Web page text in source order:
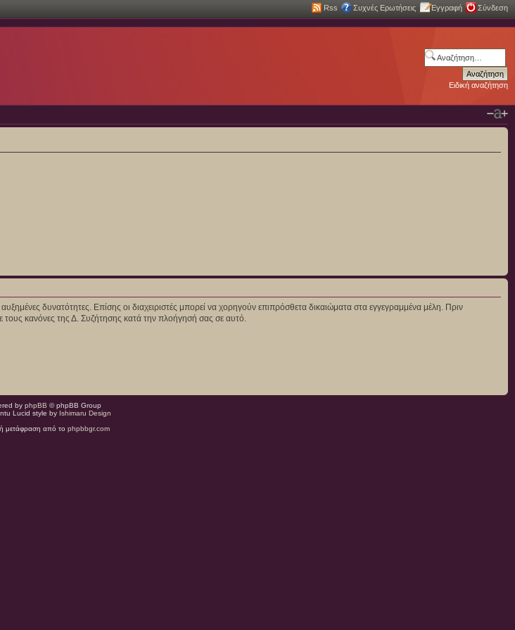
Rss Συχνές Ερωτήσεις Εγγραφή Σύνδεση
Ειδική αναζήτηση
δυνατότητες. Επίσης οι διαχειριστές μπορεί να χορηγούν επιπρόσθετα δικαιώματα στα εγγεγραμμένα μέλη. Πριν
τους κανόνες της Δ. Συζήτησης κατά την πλοήγησή σας σε αυτό.
by phpBB © phpBB Group
Lucid style by Ishimaru Design
μετάφραση από το phpbbgr.com